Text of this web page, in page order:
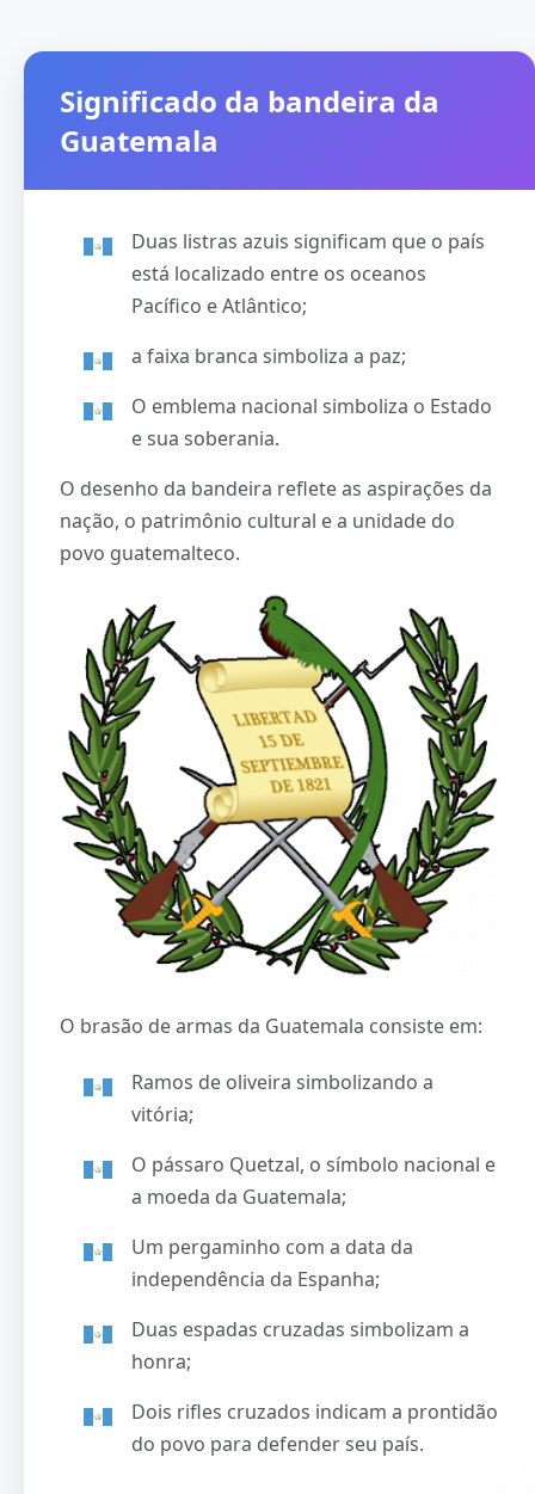
Significado da bandeira da
Guatemala
Duas listras azuis significam que o país
está localizado entre os oceanos
Pacífico e Atlântico;
a faixa branca simboliza a paz;
O emblema nacional simboliza o Estado
e sua soberania.
O desenho da bandeira reflete as aspirações da
nação, o patrimônio cultural e a unidade do
povo guatemalteco.
O brasão de armas da Guatemala consiste em:
Ramos de oliveira simbolizando a
vitória;
O pássaro Quetzal, o símbolo nacional e
a moeda da Guatemala;
Um pergaminho com a data da
independência da Espanha;
Duas espadas cruzadas simbolizam a
honra;
Dois rifles cruzados indicam a prontidão
do povo para defender seu país.